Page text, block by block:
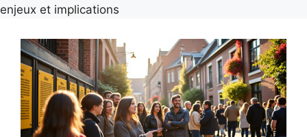
enjeux et implications